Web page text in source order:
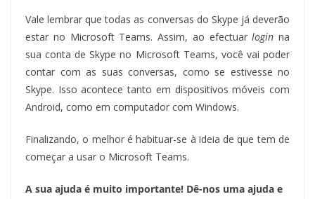
Vale lembrar que todas as conversas do Skype já deverão
estar no Microsoft Teams. Assim, ao efectuarlogin na
sua conta de Skype no Microsoft Teams, você vai poder
contar com as suas conversas, como se estivesse no
Skype. Isso acontece tanto em dispositivos móveis com
Android, como em computador com Windows.
Finalizando, o melhor é habituar-se à ideia de que tem de
começar a usar o Microsoft Teams.
A sua ajuda é muito importante! Dê-nos uma ajuda e